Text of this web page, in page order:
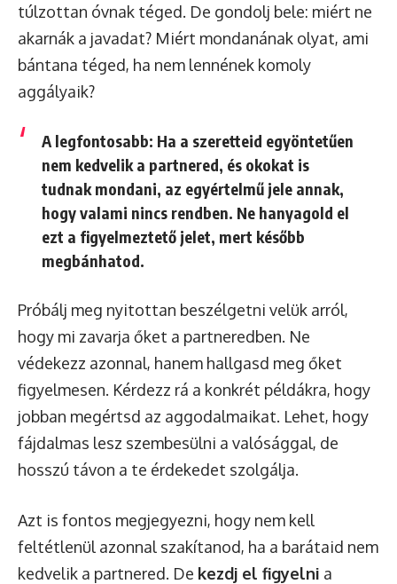
túlzottan óvnak téged. De gondolj bele: miért ne
akarnák a javadat? Miért mondanának olyat, ami
bántana téged, ha nem lennének komoly
aggályaik?
A legfontosabb: Ha a szeretteid egyöntetűen
nem kedvelik a partnered, és okokat is
tudnak mondani, az egyértelmű jele annak,
hogy valami nincs rendben. Ne hanyagold el
ezt a figyelmeztető jelet, mert később
megbánhatod.
Próbálj meg nyitottan beszélgetni velük arról,
hogy mi zavarja őket a partneredben. Ne
védekezz azonnal, hanem hallgasd meg őket
figyelmesen. Kérdezz rá a konkrét példákra, hogy
jobban megértsd az aggodalmaikat. Lehet, hogy
fájdalmas lesz szembesülni a valósággal, de
hosszú távon a te érdekedet szolgálja.
Azt is fontos megjegyezni, hogy nem kell
feltétlenül azonnal szakítanod, ha a barátaid nem
kedvelik a partnered. De kezdj el figyelni a